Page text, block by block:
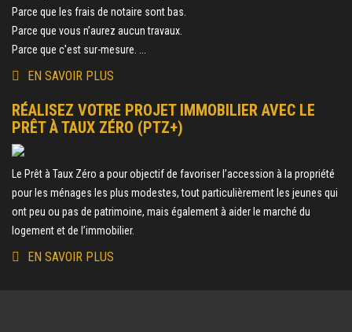
Parce que les frais de notaire sont bas.
Parce que vous n’aurez aucun travaux.
Parce que c'est sur-mesure. ...
EN SAVOIR PLUS
RÉALISEZ VOTRE PROJET IMMOBILIER AVEC LE
PRÊT À TAUX ZÉRO (PTZ+)
Le Prêt à Taux Zéro a pour objectif de favoriser l’accession à la propriété
pour les ménages les plus modestes, tout particulièrement les jeunes qui
ont peu ou pas de patrimoine, mais également à aider le marché du
logement et de l’immobilier.
EN SAVOIR PLUS